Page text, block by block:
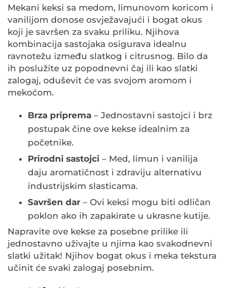
Mekani keksi sa medom, limunovom koricom i
vanilijom donose osvježavajući i bogat okus
koji je savršen za svaku priliku. Njihova
kombinacija sastojaka osigurava idealnu
ravnotežu između slatkog i citrusnog. Bilo da
ih poslužite uz popodnevni čaj ili kao slatki
zalogaj, oduševit će vas svojom aromom i
mekoćom.
Brza priprema – Jednostavni sastojci i brz
postupak čine ove kekse idealnim za
početnike.
Prirodni sastojci – Med, limun i vanilija
daju aromatičnost i zdraviju alternativu
industrijskim slasticama.
Savršen dar – Ovi keksi mogu biti odličan
poklon ako ih zapakirate u ukrasne kutije.
Napravite ove kekse za posebne prilike ili
jednostavno uživajte u njima kao svakodnevni
slatki užitak! Njihov bogat okus i meka tekstura
učinit će svaki zalogaj posebnim.